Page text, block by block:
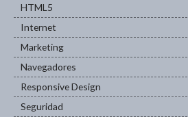
HTML5
Internet
Marketing
Navegadores
Responsive Design
Seguridad